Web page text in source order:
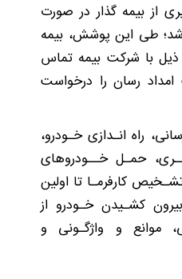
از بیمه گذار در صورت
طی این پوشش، بیمه
ذیل با شرکت بیمه تماس
رسان را درخواست
راه انـدازی خـودرو،
حمـل خــودروهای
کارفرمـا تا اولین
کشـیدن خـودرو از
موانع و واژگـونی و